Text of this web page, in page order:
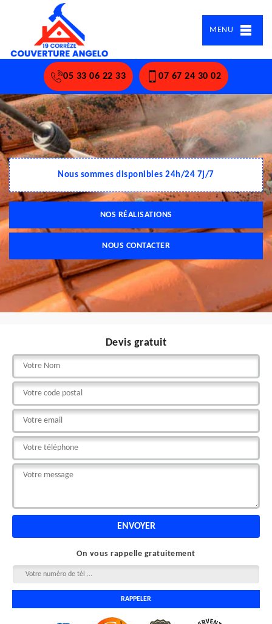
MENU
05 33 06 22 33 07 67 24 30 02
Nous sommes disponibles 24h/24 7j/7
NOS RÉALISATIONS
NOUS CONTACTER
Devis gratuit
On vous rappelle gratuitement